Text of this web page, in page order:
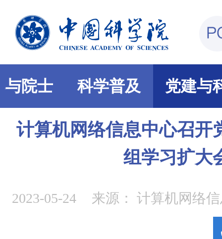
与院士 科学普及 党建与
计算机网络信息中心召开
组学习扩大
2023-05-24 来源： 计算机网络